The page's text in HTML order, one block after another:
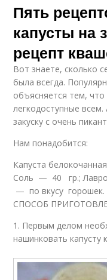
Пять
капусты на
рецепт
Вот знаете, сколько
была всегда.
объясняется тем,
легкодоступные
закуску с очень
Нам понадобится:
Капуста
Соль — 40 гр.;
— по вкусу горошек.
СПОСОБ
1. Первым делом
нашинковать